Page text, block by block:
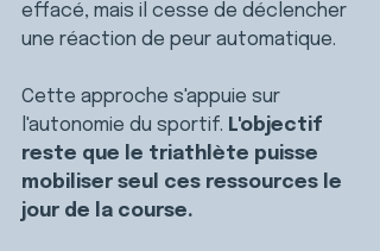
effacé, mais il cesse de déclencher
une réaction de peur automatique.
Cette approche s'appuie sur
l'autonomie du sportif. L'objectif
reste que le triathlète puisse
mobiliser seul ces ressources le
jour de la course.